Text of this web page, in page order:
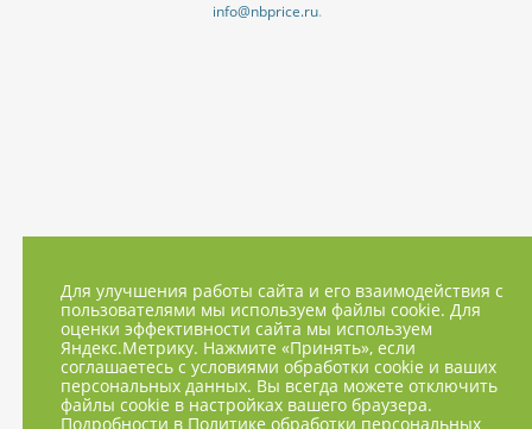
info@nbprice.ru.
Для улучшения работы сайта и его взаимодействия с
пользователями мы используем файлы cookie. Для
оценки эффективности сайта мы используем
Яндекс.Метрику. Нажмите «Принять», если
соглашаетесь с условиями обработки cookie и ваших
персональных данных. Вы всегда можете отключить
файлы cookie в настройках вашего браузера.
Подробности в Политике обработки персональных